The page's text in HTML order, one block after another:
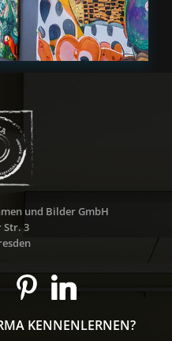
und Bilder GmbH
Str. 3
KENNENLERNEN?